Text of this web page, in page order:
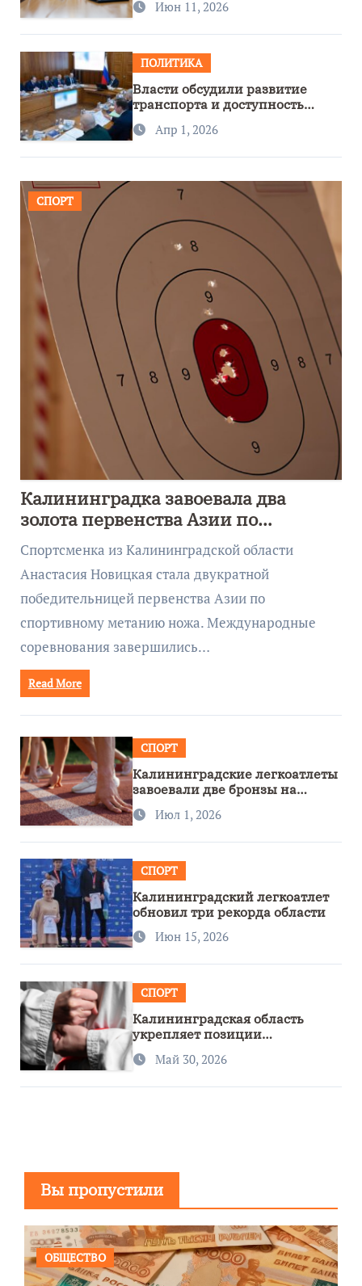
Июн 11, 2026
ПОЛИТИКА
Власти обсудили развитие
транспорта и доступность
региона
Апр 1, 2026
СПОРТ
Калининградка завоевала два
золота первенства Азии по
метанию ножа
Спортсменка из Калининградской области
Анастасия Новицкая стала двукратной
победительницей первенства Азии по
спортивному метанию ножа. Международные
соревнования завершились…
Read More
СПОРТ
Калининградские легкоатлеты
завоевали две бронзы на
первенстве России
Июл 1, 2026
СПОРТ
Калининградский легкоатлет
обновил три рекорда области
Июн 15, 2026
СПОРТ
Калининградская область
укрепляет позиции
спортивного региона
Май 30, 2026
Вы пропустили
ОБЩЕСТВО